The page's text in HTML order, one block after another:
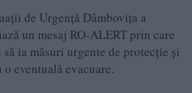
de Urgență Dâmbovița a
un mesaj RO-ALERT prin care
ia măsuri urgente de protecție și
o eventuală evacuare.